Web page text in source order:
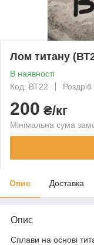
Лом титану
В наявності
Код: ВТ22
Роздріб
200 ₴/кг
Мінімальна сума
Опис Доставка
Опис
Сплави на основі